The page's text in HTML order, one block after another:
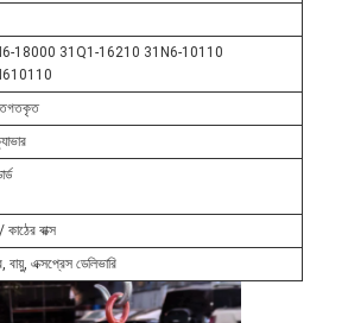
18000 31Q1-16210 31N6-10110
কাঠের বাক্স
বায়ু, এক্সপ্রেস ডেলিভারি